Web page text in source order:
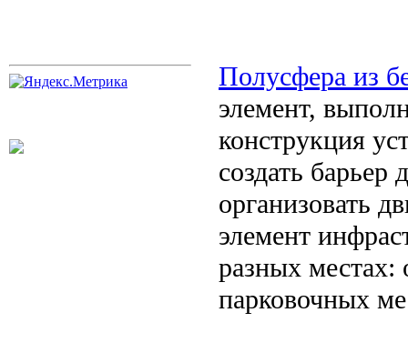
Полусфера из
элемент,
конструкция
создать барьер
организовать
элемент
разных местах:
парковочных